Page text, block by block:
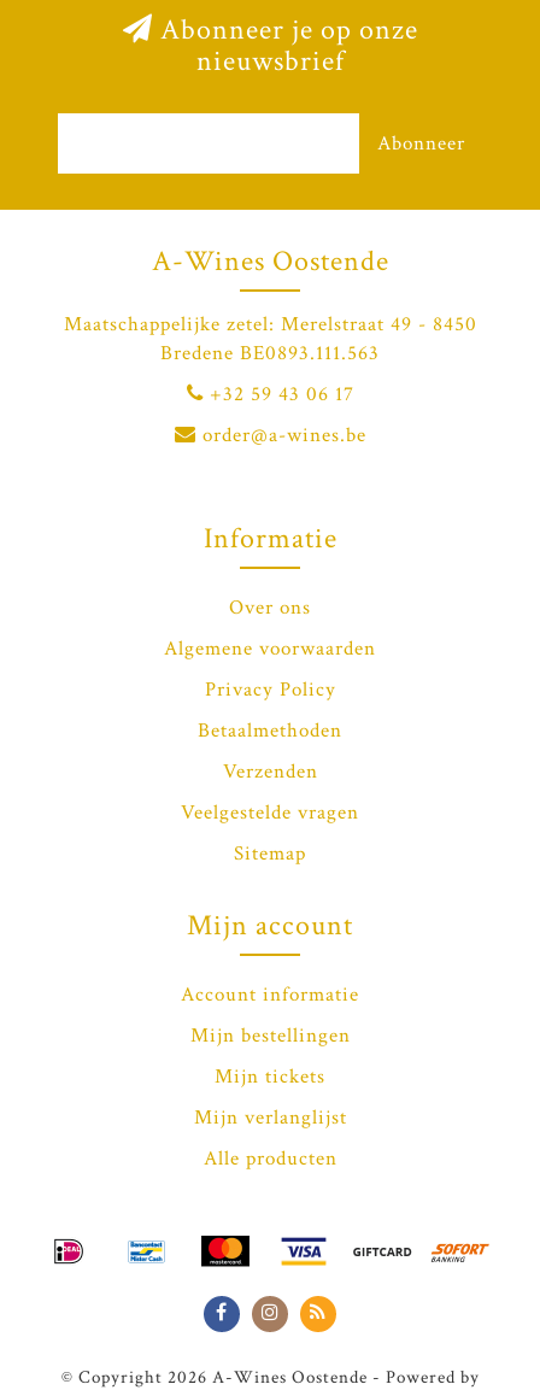
Abonneer je op onze
nieuwsbrief
Abonneer
A-Wines Oostende
Maatschappelijke zetel: Merelstraat 49 - 8450
Bredene BE0893.111.563
+32 59 43 06 17
order@a-wines.be
Informatie
Over ons
Algemene voorwaarden
Privacy Policy
Betaalmethoden
Verzenden
Veelgestelde vragen
Sitemap
Mijn account
Account informatie
Mijn bestellingen
Mijn tickets
Mijn verlanglijst
Alle producten
© Copyright 2026 A-Wines Oostende - Powered by